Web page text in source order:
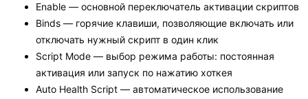
Enable — основной переключатель активации скриптов
Binds — горячие клавиши, позволяющие включать или
отключать нужный скрипт в один клик
Script Mode — выбор режима работы: постоянная
активация или запуск по нажатию хоткея
Auto Health Script — автоматическое использование